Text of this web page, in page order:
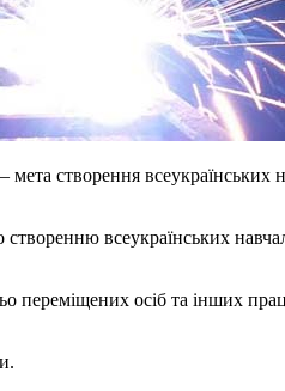
створення
всеукраїнських
осіб та інших